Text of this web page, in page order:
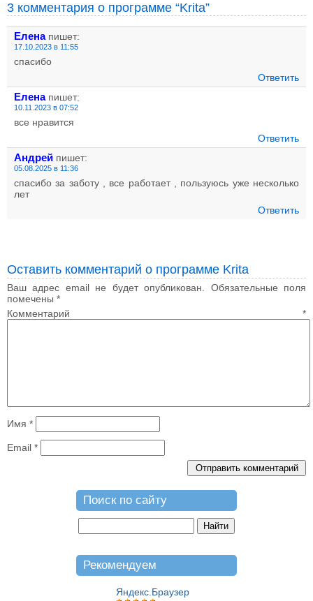
3 комментария о программе “Krita”
Елена пишет:
17.10.2023 в 11:55
спасибо
Ответить
Елена пишет:
10.11.2023 в 07:52
все нравится
Ответить
Андрей пишет:
05.08.2025 в 11:36
спасибо за заботу , все работает , пользуюсь уже несколько
лет
Ответить
Оставить комментарий о программе Krita
Ваш адрес email не будет опубликован.
Обязательные поля
помечены *
Комментарий *
Имя *
Email *
Поиск по сайту
Рекомендуем
Яндекс.Браузер